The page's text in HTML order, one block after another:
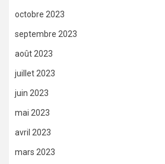
octobre 2023
septembre 2023
août 2023
juillet 2023
juin 2023
mai 2023
avril 2023
mars 2023